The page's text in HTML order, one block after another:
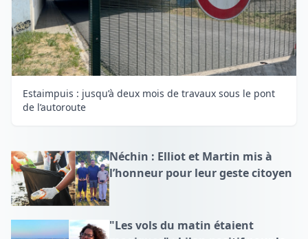
Estaimpuis : jusqu’à deux mois de travaux sous le pont
de l’autoroute
Néchin : Elliot et Martin mis à
l’honneur pour leur geste citoyen
"Les vols du matin étaient